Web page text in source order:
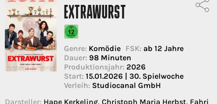
EXTRAWURST
Genre: Komödie FSK: ab 12 Jahre
Dauer: 98 Minuten
Produktionsjahr: 2026
Start: 15.01.2026 | 30. Spielwoche
Verleih: Studiocanal GmbH
Darsteller: Hape Kerkeling, Christoph Maria Herbst, Fahri